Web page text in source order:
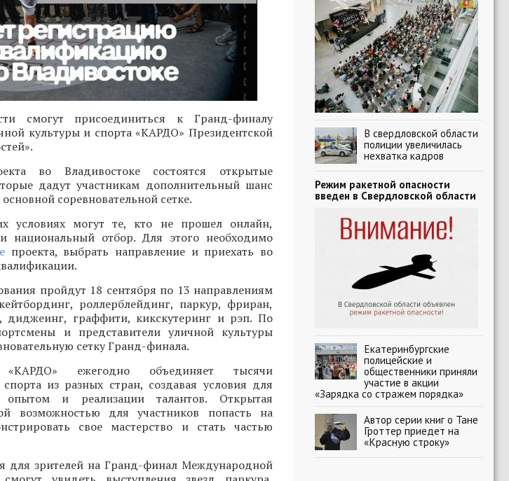
смогут присоединиться к Гранд-финалу
культуры и спорта «КАРДО» Президентской
во Владивостоке состоятся открытые
дадут участникам дополнительный шанс
соревновательной сетке.
условиях могут те, кто не прошел онлайн,
национальный отбор. Для этого необходимо
проекта, выбрать направление и приехать во
пройдут 18 сентября по 13 направлениям
роллерблейдинг, паркур, фриран,
диджеинг, граффити, кикскутеринг и рэп. По
и представители уличной культуры
сетку Гранд-финала.
«КАРДО» ежегодно объединяет тысячи
из разных стран, создавая условия для
опытом и реализации талантов. Открытая
возможностью для участников попасть на
свое мастерство и стать частью
для зрителей на Гранд-финал Международной
В свердловской области
полиции увеличилась
нехватка кадров
Режим ракетной опасности
введен в Свердловской области
Екатеринбургские
полицейские и
общественники приняли
участие в акции
«Зарядка со стражем порядка»
Автор серии книг о Тане
Гроттер приедет на
«Красную строку»